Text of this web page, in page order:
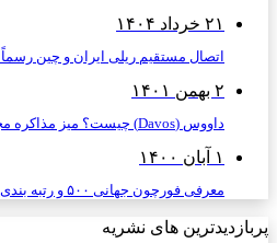
۲۱ خرداد ۱۴۰۴
اتصال مستقیم ریلی ایران و چین رسماً
۲ بهمن ۱۴۰۱
داووس (Davos) چیست؟ میز مذاکره مجمع جهانی اقتصاد
۱ آبان ۱۴۰۰
معرفی فورچون جهانی ۵۰۰ و رتبه بندی ۵۰۰ شرکت برتر جهان
پربازدیدترین های نشریه